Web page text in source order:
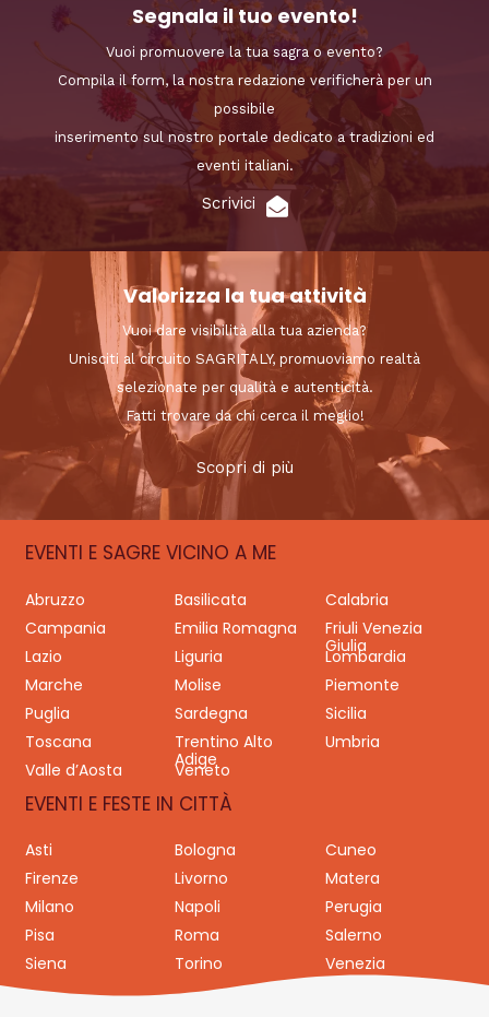
Segnala il tuo evento!
Vuoi promuovere la tua sagra o evento?
Compila il form, la nostra redazione verificherà per un
possibile
inserimento sul nostro portale dedicato a tradizioni ed
eventi italiani.
Scrivici
Valorizza la tua attività
Vuoi dare visibilità alla tua azienda?
Unisciti al circuito SAGRITALY, promuoviamo realtà
selezionate per qualità e autenticità.
Fatti trovare da chi cerca il meglio!
Scopri di più
EVENTI E SAGRE VICINO A ME
Abruzzo Basilicata
Calabria
Campania
Emilia Romagna
Friuli Venezia
Giulia
Lazio Liguria
Lombardia
Marche
Molise
Piemonte
Puglia
Sardegna
Sicilia
Toscana
Trentino Alto
Adige
Umbria
Valle d’Aosta
Veneto
EVENTI E FESTE IN CITTÀ
Asti Bologna
Cuneo
Firenze
Livorno
Matera
Milano
Napoli
Perugia
Pisa
Roma
Salerno
Siena
Torino Venezia